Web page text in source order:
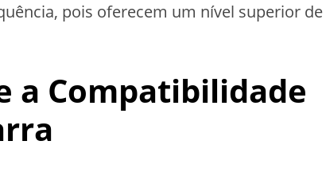
pois oferecem um nível superior de
a Compatibilidade